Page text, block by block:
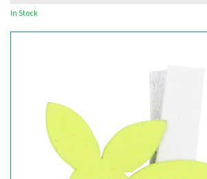
In Stock